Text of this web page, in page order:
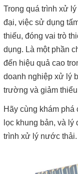
Bán bộ nguồn
Close
Trong quá trình xử
đại, việc sử dụng
thiếu, đóng vai trò
dụng. Là một phần
đến hiệu quả cao
doanh nghiệp xử lý
trường và giảm
Hãy cùng khám phá
lọc khung bản, và lý
trình xử lý nước thải.